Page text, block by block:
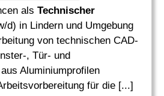
als Technischer
d) in Lindern und Umgebung
von technischen CAD-
, Tür- und
Aluminiumprofilen
für die [...]